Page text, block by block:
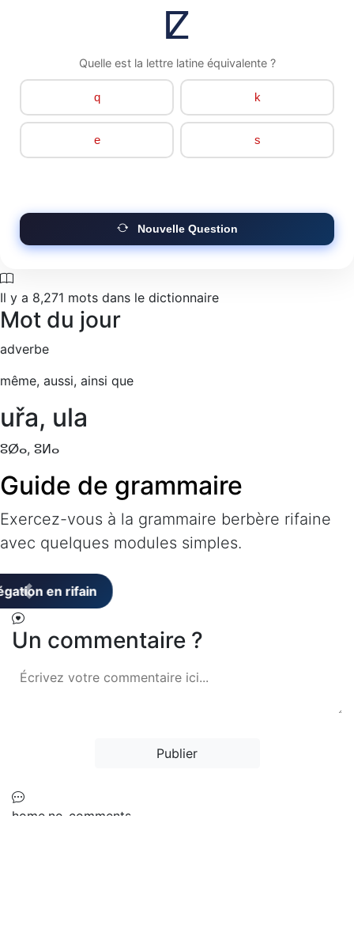
ⵇ
Quelle est la lettre latine équivalente ?
q k
e s
Nouvelle Question
Il y a 8,271 mots dans le dictionnaire
Mot du jour
adverbe
même, aussi, ainsi que
uřa, ula
ⵓⵁⴰ, ⵓⵍⴰ
Guide de grammaire
Exercez-vous à la grammaire berbère rifaine
avec quelques modules simples.
Un commentaire ?
Publier
home.no_comments